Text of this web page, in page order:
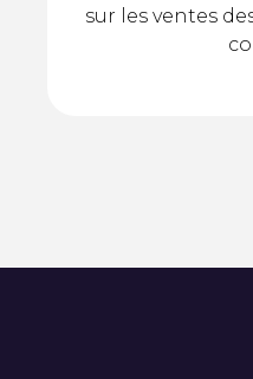
sur les ventes